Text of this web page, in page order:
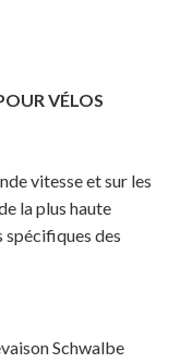
VÉLOS
vitesse et sur les
la plus haute
spécifiques des
Schwalbe